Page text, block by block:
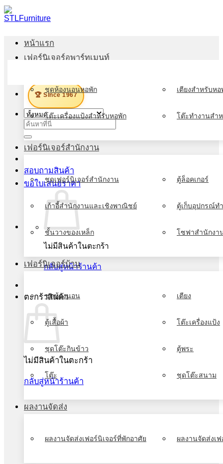
ข้าม
ไป
เนื้อหา
🏆 Since 1967
ค้นหา:
สอบถามสินค้า
ขอใบเสนอราคา
ไม่มีสินค้าในตะกร้า
กลับสู่หน้าร้านค้า
ตะกร้าสินค้า
ไม่มีสินค้าในตะกร้า
กลับสู่หน้าร้านค้า
หน้าแรก
เฟอร์นิเจอร์อพาร์ทเมนท์
ชุดห้องนอนหอพัก เตียงสำหรับหอ
โต๊ะเครื่องแป้งสำหรับหอพัก โต๊ะทำงานสำ
เฟอร์นิเจอร์สำนักงาน
ชุดเฟอร์นิเจอร์สำนักงาน ตู้ล็อคเกอร์
เก้าอี้สำนักงานและเชิงพาณิชย์ ตู้เก็บอุปกรณ์ท
ชั้นวางของเหล็ก โซฟาสำนักงา
เฟอร์นิเจอร์บ้าน
ชุดห้องนอน เตียง
ตู้เสื้อผ้า โต๊ะเครื่องแป้ง
ชุดโต๊ะกินข้าว ตู้พระ
โต๊ะ ชุดโต๊ะสนาม
ผลงานจัดส่ง
ผลงานจัดส่งเฟอร์นิเจอร์ที่พักอาศัย ผลงานจัดส่งเ